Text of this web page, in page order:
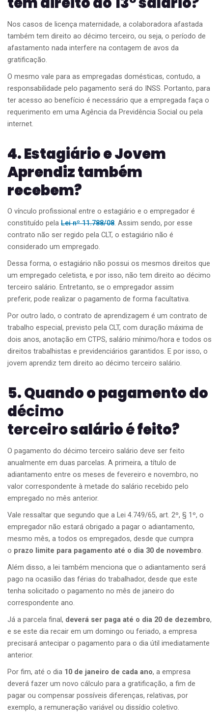
Nos casos de licença maternidade, a colaboradora afastada
também tem direito ao décimo terceiro, ou seja, o período de
afastamento nada interfere na contagem de avos da
gratificação.
O mesmo vale para as empregadas domésticas, contudo, a
responsabilidade pelo pagamento será do INSS. Portanto, para
ter acesso ao benefício é necessário que a empregada faça o
requerimento em uma Agência da Previdência Social ou pela
internet.
4. Estagiário e Jovem
Aprendiz também
recebem?
O vínculo profissional entre o estagiário e o empregador é
constituído pela Lei nº 11.788/08. Assim sendo, por esse
contrato não ser regido pela CLT, o estagiário não é
considerado um empregado.
Dessa forma, o estagiário não possui os mesmos direitos que
um empregado celetista, e por isso, não tem direito ao décimo
terceiro salário. Entretanto, se o empregador assim
preferir, pode realizar o pagamento de forma facultativa.
Por outro lado, o contrato de aprendizagem é um contrato de
trabalho especial, previsto pela CLT, com duração máxima de
dois anos, anotação em CTPS, salário mínimo/hora e todos os
direitos trabalhistas e previdenciários garantidos. E por isso, o
jovem aprendiz tem direito ao décimo terceiro salário.
5. Quando o pagamento do
décimo
terceirosalárioéfeito?
O pagamento do décimo terceiro salário deve ser feito
anualmente em duas parcelas. A primeira, a título de
adiantamento entre os meses de fevereiro e novembro, no
valor correspondente à metade do salário recebido pelo
empregado no mês anterior.
Vale ressaltar que segundo que a Lei 4.749/65, art. 2º, § 1º, o
empregador não estará obrigado a pagar o adiantamento,
mesmo mês, a todos os empregados, desde que cumpra
o prazo limite para pagamento até o dia 30 de novembro.
Além disso, a lei também menciona que o adiantamento será
pago na ocasião das férias do trabalhador, desde que este
tenha solicitado o pagamento no mês de janeiro do
correspondente ano.
Já a parcela final, deverá ser paga até o dia 20 de dezembro,
e se este dia recair em um domingo ou feriado, a empresa
precisará antecipar o pagamento para o dia útil imediatamente
anterior.
Por fim, até o dia 10 de janeiro de cada ano, a empresa
deverá fazer um novo cálculo para a gratificação, a fim de
pagar ou compensar possíveis diferenças, relativas, por
exemplo, a remuneração variável ou dissídio coletivo.